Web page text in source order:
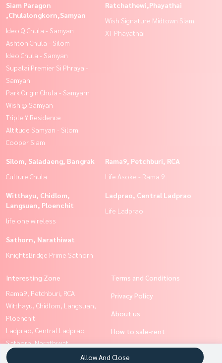
Siam Paragon
,Chulalongkorn,Samyan
Ideo Q Chula - Samyan
Ashton Chula - Silom
Ideo Chula - Samyan
Supalai Premier Si Phraya -
Samyan
Park Origin Chula - Samyarn
Wish @ Samyan
Triple Y Residence
Altitude Samyan - Silom
Cooper Siam
Ratchathewi,Phayathai
Wish Signature Midtown Siam
XT Phayathai
Silom, Saladaeng, Bangrak
Culture Chula
Rama9, Petchburi, RCA
Life Asoke - Rama 9
Witthayu, Chidlom,
Langsuan, Ploenchit
life one wireless
Ladprao, Central Ladprao
Life Ladprao
Sathorn, Narathiwat
KnightsBridge Prime Sathorn
Interesting Zone
Rama9, Petchburi, RCA
Witthayu, Chidlom, Langsuan,
Ploenchit
Ladprao, Central Ladprao
Sathorn, Narathiwat
Ratchathewi,Phayathai
Terms and Conditions
Privacy Policy
About us
How to sale-rent
Contact
Allow And Close